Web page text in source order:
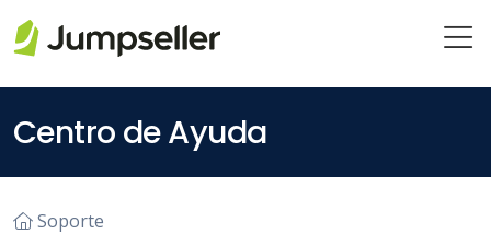
Centro de Ayuda
Soporte